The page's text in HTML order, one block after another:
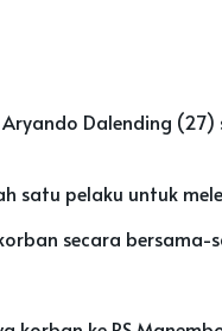
Dalending
satu pelaku untuk
secara bersama-